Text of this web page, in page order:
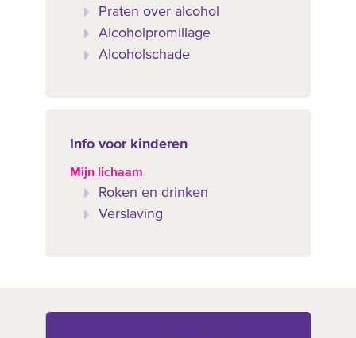
Praten over alcohol
Alcoholpromillage
Alcoholschade
Info voor kinderen
Mijn lichaam
Roken en drinken
Verslaving